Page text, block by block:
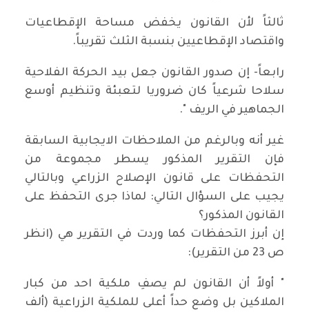
ثالثاً لأن القانون يخفض مساحة الإقطاعيات
واقتصاد الإقطاعيين بنسبة الثلث تقريباً.
رابعاً- إن صدور القانون جعل بيد الحركة الفلاحية
سلاحا شرعياً كان ضروريا لتعبئة وتنظيم أوسع
الجماهير في الريف ".
غير أنه وبالرغم من الملاحظات الايجابية السابقة
فإن التقرير المذكور يسطر مجموعة من
التحفظات على قانون الإصلاح الزراعي وبالتالي
يجيب على السؤال التالي: لماذا جرى التحفظ على
القانون المذكور؟
إن أبرز التحفظات كما وردت في التقرير هي (انظر
ص 23 من التقرير):
" أولاً أن القانون لم يصفِ ملكية احد من كبار
الملاكين بل وضع حداً أعلى للملكية الزراعية (ألف